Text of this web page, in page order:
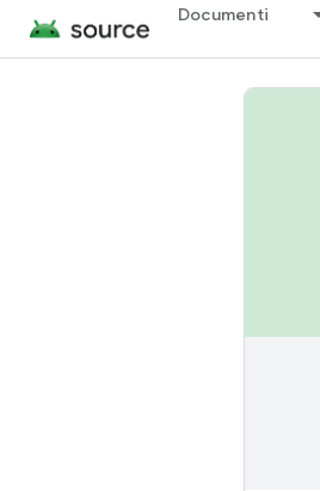
Documenti